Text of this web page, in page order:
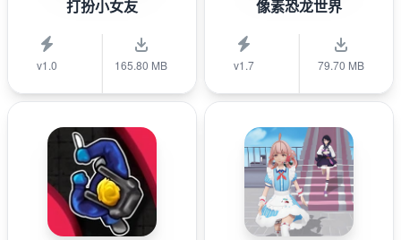
打扮小女友
v1.0 165.80 MB
像素恐龙世界
v1.7 79.70 MB